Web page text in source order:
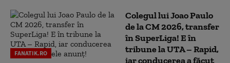
FANATIK.RO
Colegul lui Joao Paulo
de la CM 2026, transfer
în SuperLiga! E în
tribune la UTA – Rapid,
iar conducerea a făcut